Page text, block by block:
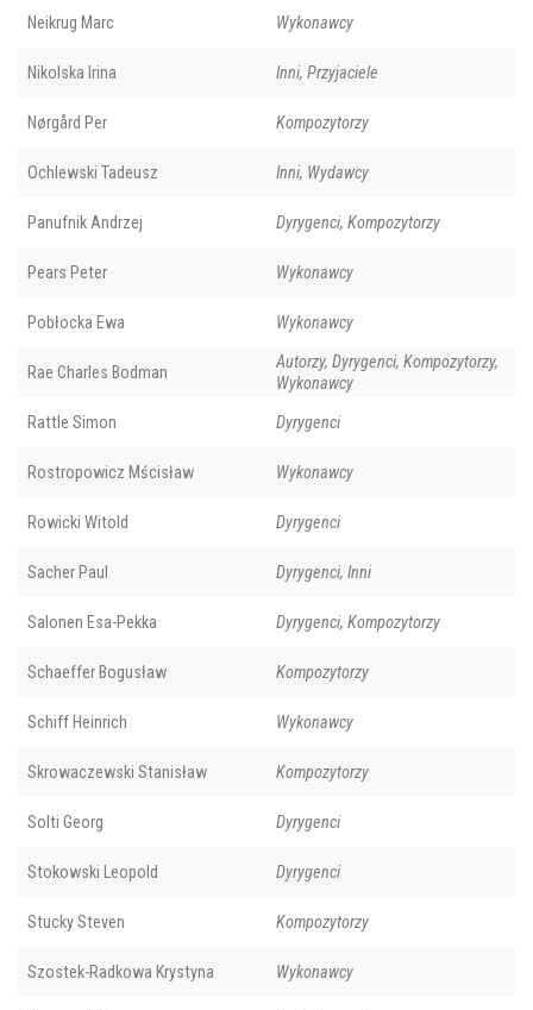
Neikrug Marc Wykonawcy
Nikolska Irina Inni, Przyjaciele
Nørgård Per Kompozytorzy
Ochlewski Tadeusz Inni, Wydawcy
Panufnik Andrzej Dyrygenci, Kompozytorzy
Pears Peter Wykonawcy
Pobłocka Ewa Wykonawcy
Rae Charles Bodman
Autorzy, Dyrygenci, Kompozytorzy,
Wykonawcy
Rattle Simon Dyrygenci
Rostropowicz Mścisław Wykonawcy
Rowicki Witold Dyrygenci
Sacher Paul Dyrygenci, Inni
Salonen Esa-Pekka Dyrygenci, Kompozytorzy
Schaeffer Bogusław Kompozytorzy
Schiff Heinrich Wykonawcy
Skrowaczewski Stanisław Kompozytorzy
Solti Georg Dyrygenci
Stokowski Leopold Dyrygenci
Stucky Steven Kompozytorzy
Szostek-Radkowa Krystyna Wykonawcy